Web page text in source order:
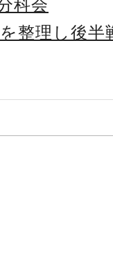
科会
整理し後半